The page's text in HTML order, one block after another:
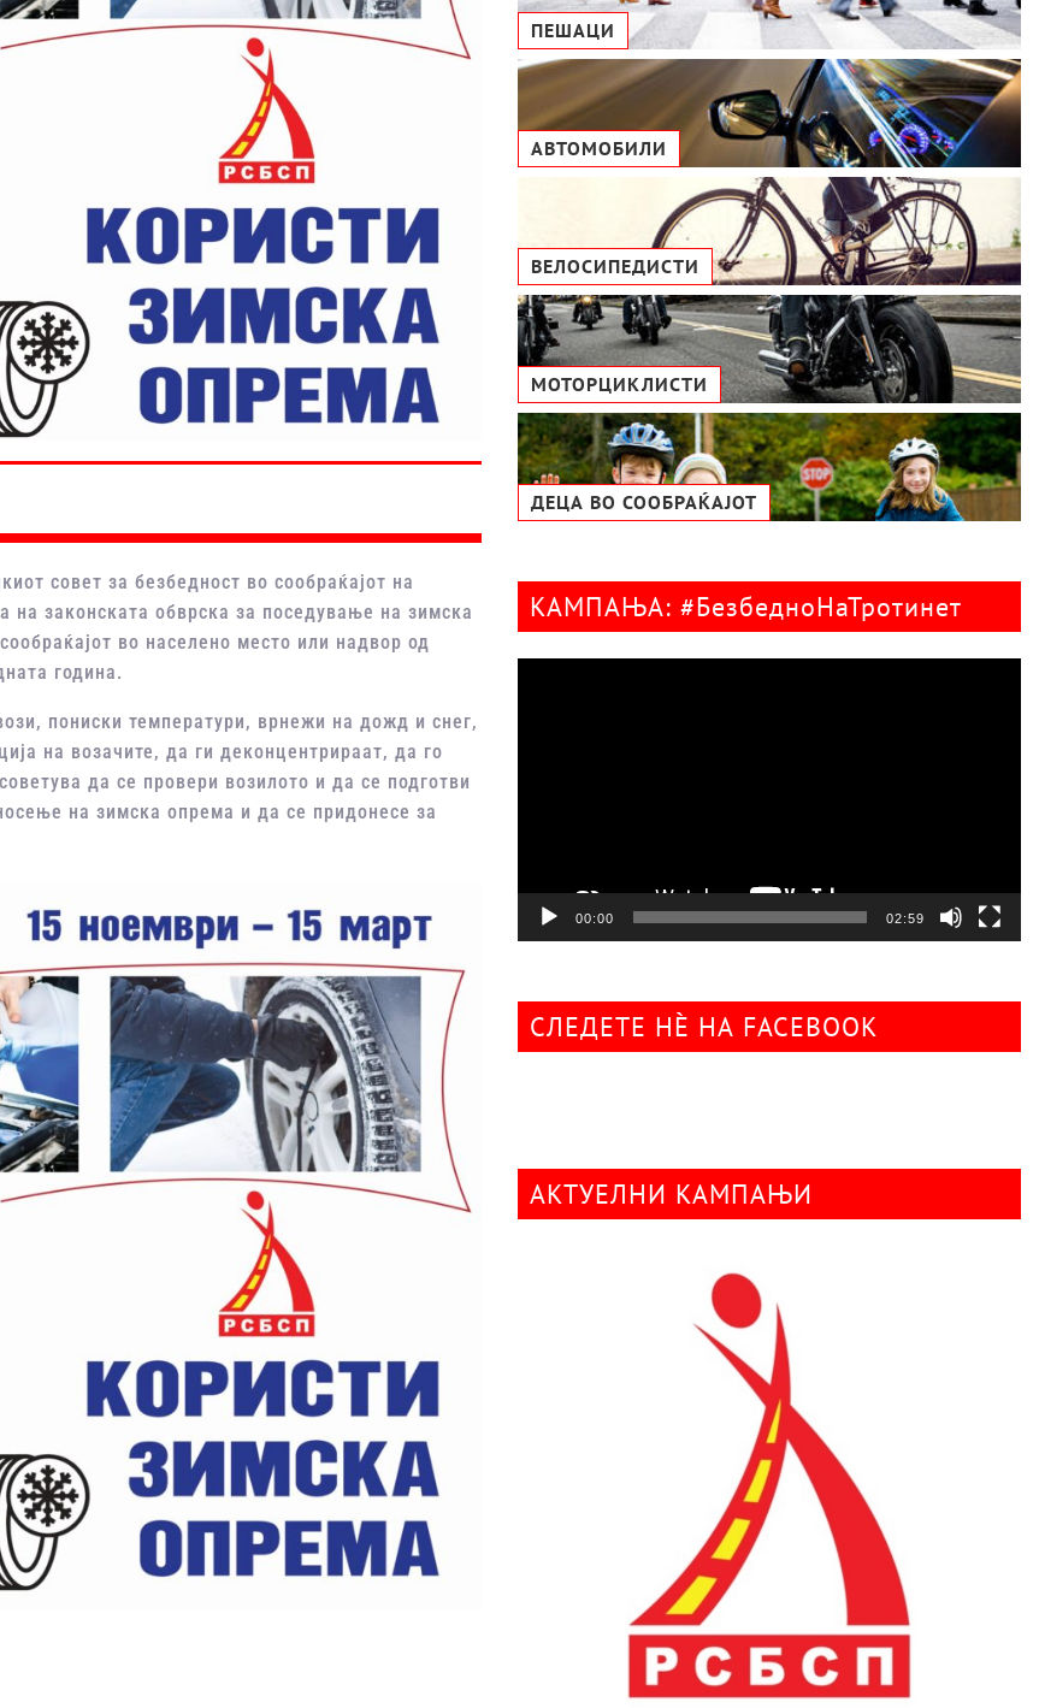
совет за безбедност во сообраќајот на
на законската обврска за поседување на зимска
во населено место или надвор од
година.
пониски температури, врнежи на дожд и снег,
на возачите, да ги деконцентрираат, да го
да се провери возилото и да се подготви
на зимска опрема и да се придонесе за
ПЕШАЦИ
АВТОМОБИЛИ
ВЕЛОСИПЕДИСТИ
МОТОРЦИКЛИСТИ
ДЕЦА ВО СООБРАЌАЈОТ
КАМПАЊА: #БезбедноНаТротинет
00:00 02:59
СЛЕДЕТЕ НÈ НА FACEBOOK
АКТУЕЛНИ КАМПАЊИ